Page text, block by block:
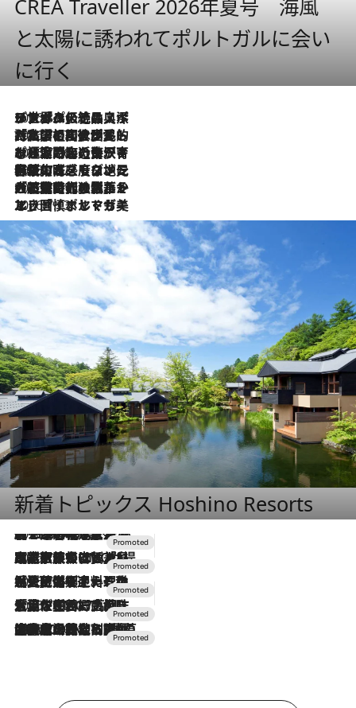
CREA Traveller 2026年夏号 海風
と太陽に誘われてポルトガルに会い
に行く
2026.8.8
リスボンの絶品スイーツ「パステル・デ・ナタ」とは？ポルトガル伝統の奥深い世界へ
2026.7.27
「私の祖国はポルトガル語です」国民的詩人フェルナンド・ペソアと、彼が愛した文学の街を歩く
2026.7.26
ポルトガル近海が育む極上の海の幸。キリリと冷えた白ワインと愉しむ、シーフード専門店の贅沢
2026.7.22
伝統の味をモダンに昇華。高感度な地元客が集う、リスボンの最旬ガストロノミー
2026.7.21
大航海時代の栄華から、震災、独裁、そして革命へ。ポルトガル・首都リスボンの石畳に刻まれた「歴史の光と影」
2026.7.13
エッセイ・ヤマザキマリ「慎ましくも美しき国 ポルトガル」
新着トピックス Hoshino Resorts
2026.8.7
【トンボの足水浴】ヒノキの香りに包まれて涼感マックス！約13℃の湧水かけ流しを避暑地「星野温泉 トンボの湯」で体験
2026.7.31
【ホテル帰省】という選択肢をOMOが提案。家族とほどよい距離を保つには「昼は実家、夜は気兼ねなくホテルで！」
2026.7.24
【夏限定ディナーコース】旬を迎える稚鮎や花ズッキーニなどをイタリア・トスカーナの郷土料理の手法で満喫！
2026.7.17
「土佐和ハーブかき氷」がOMO7高知に登場！生姜、山椒、大葉など目にも舌にも涼を呼ぶ郷土の味
2026.7.10
NEW OPEN！【界 草津】名湯の地に誕生。趣の異なる2種の温泉と上州ならではの会席・蕎麦割烹など美食を味わう究極の癒やし旅